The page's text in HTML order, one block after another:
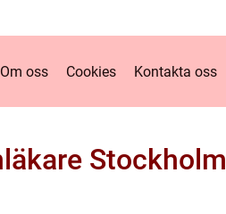
Om oss Cookies Kontakta oss
Stockholm